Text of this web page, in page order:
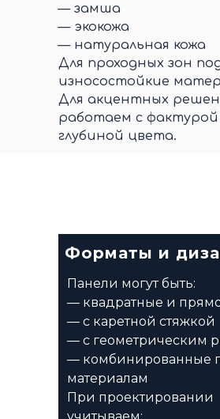
— замша
— экокожа
— натуральная кожа
Для проходных зон
износостойкие
Для акцентных
работаем с фактурой
глубиной цвета.
Форматы и
Панели могут быть:
— квадратные и
— с каретной стяжкой
— с геометрическим
— комбинированные
материалам
При проектировании